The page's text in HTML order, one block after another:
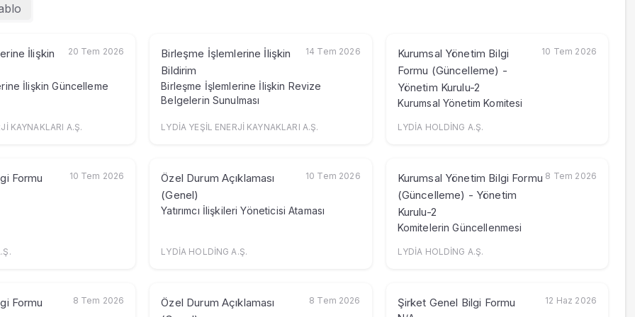
İlişkin
20 Tem 2026
İlişkin Güncelleme
KAYNAKLARI A.Ş.
Birleşme İşlemlerine İlişkin
Bildirim
14 Tem 2026
Birleşme İşlemlerine İlişkin Revize
Belgelerin Sunulması
LYDİA YEŞİL ENERJİ KAYNAKLARI A.Ş.
Kurumsal Yönetim Bilgi
Formu (Güncelleme) -
Yönetim Kurulu-2
10 Tem 2026
Kurumsal Yönetim Komitesi
LYDİA HOLDİNG A.Ş.
Formu 10 Tem 2026
Özel Durum Açıklaması
(Genel)
10 Tem 2026
Yatırımcı İlişkileri Yöneticisi Ataması
LYDİA HOLDİNG A.Ş.
Kurumsal Yönetim Bilgi Formu
(Güncelleme) - Yönetim
Kurulu-2
8 Tem 2026
Komitelerin Güncellenmesi
LYDİA HOLDİNG A.Ş.
Formu 8 Tem 2026
Özel Durum Açıklaması
8 Tem 2026 Şirket Genel Bilgi Formu 12 Haz 2026